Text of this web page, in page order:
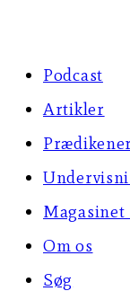
Podcast
Artikler
Prædikener
Magasinet
Om os
Søg